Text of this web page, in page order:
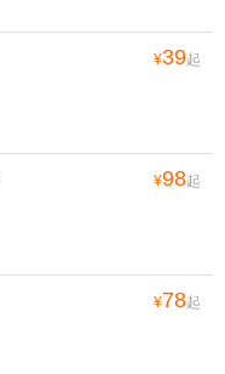
¥39起
¥98起
¥78起